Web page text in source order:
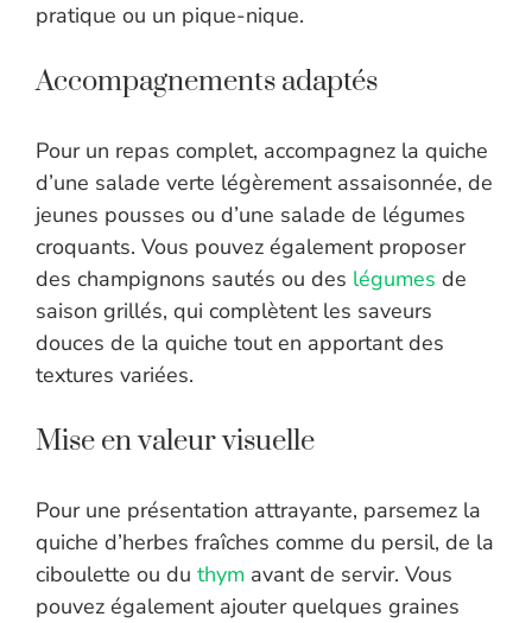
pratique ou un pique-nique.
Accompagnements adaptés
Pour un repas complet, accompagnez la quiche
d’une salade verte légèrement assaisonnée, de
jeunes pousses ou d’une salade de légumes
croquants. Vous pouvez également proposer
des champignons sautés ou des légumes de
saison grillés, qui complètent les saveurs
douces de la quiche tout en apportant des
textures variées.
Mise en valeur visuelle
Pour une présentation attrayante, parsemez la
quiche d’herbes fraîches comme du persil, de la
ciboulette ou du thym avant de servir. Vous
pouvez également ajouter quelques graines